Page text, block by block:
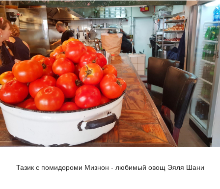
Тазик с помидороми Мизнон - любимый овощ Эяля Шани